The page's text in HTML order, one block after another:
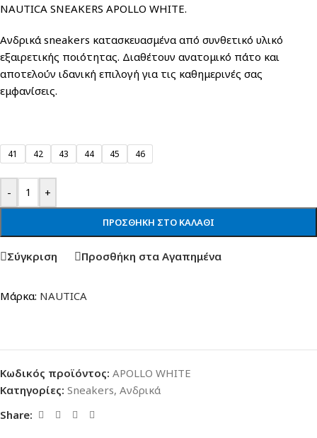
NAUTICA SNEAKERS APOLLO WHITE.
Ανδρικά sneakers κατασκευασμένα από συνθετικό υλικό
εξαιρετικής ποιότητας. Διαθέτουν ανατομικό πάτο και
αποτελούν ιδανική επιλογή για τις καθημερινές σας
εμφανίσεις.
41 42 43 44 45 46
- +
ΠΡΟΣΘΉΚΗ ΣΤΟ ΚΑΛΆΘΙ
Σύγκριση Προσθήκη στα Αγαπημένα
Μάρκα: NAUTICA
Κωδικός προϊόντος: APOLLO WHITE
Κατηγορίες: Sneakers, Ανδρικά
Share: